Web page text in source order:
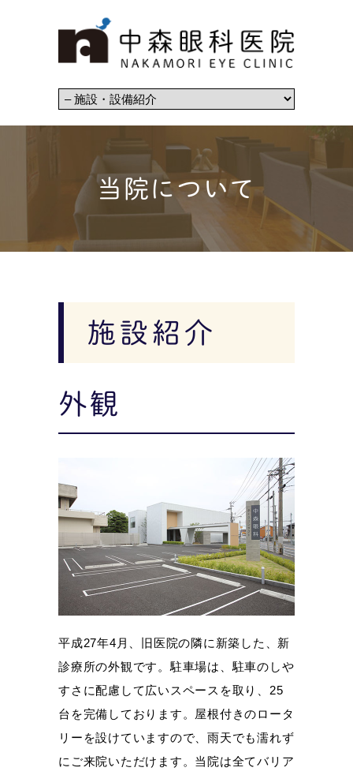
当院について
施設紹介
外観
平成27年4月、旧医院の隣に新築した、新
診療所の外観です。駐車場は、駐車のしや
すさに配慮して広いスペースを取り、25
台を完備しております。屋根付きのロータ
リーを設けていますので、雨天でも濡れず
にご来院いただけます。当院は全てバリア